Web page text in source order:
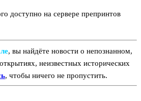
доступно на сервере препринтов
, вы найдёте новости о непознанном,
неизвестных исторических
, чтобы ничего не пропустить.